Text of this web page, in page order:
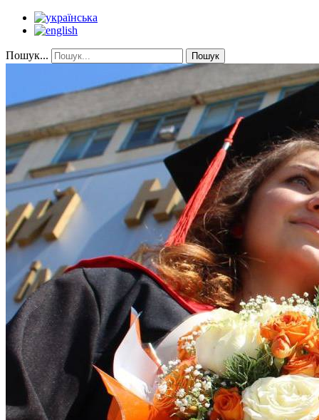
Пошук... Пошук